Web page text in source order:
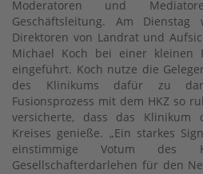
Moderatoren und
Geschäftsleitung. Am
Direktoren von Landrat und
Michael Koch bei einer kleinen
eingeführt. Koch nutze die
des Klinikums dafür zu
Fusionsprozess mit dem HKZ so
versicherte, dass das Klinikum
Kreises genieße. „Ein starkes
einstimmige Votum des
Gesellschafterdarlehen für den